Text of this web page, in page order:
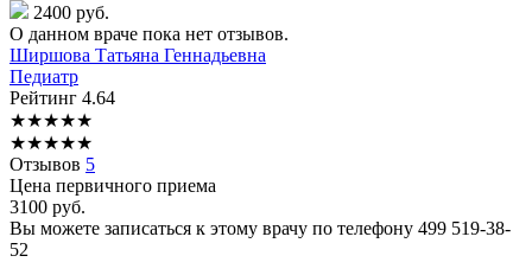
2400 руб.
О данном враче пока нет отзывов.
Ширшова Татьяна Геннадьевна
Педиатр
Рейтинг 4.64
★★★★★
★★★★★
Отзывов 5
Цена первичного приема
3100 руб.
Вы можете записаться к этому врачу по телефону 499 519-38-
52